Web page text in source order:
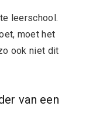
leerschool.
moet het
ook niet dit
van een